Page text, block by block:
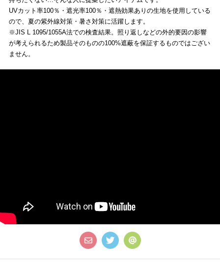
UVカット率100％・遮光率100％・遮熱効果ありの生地を使用している
ので、夏の紫外線対策・暑さ対策に活躍します。
※JIS L 1095/1055A法での検査結果。照り返しなどの外的要因の影響
が考えられるため製品そのものの100%遮蔽を保証するものではござい
ません。